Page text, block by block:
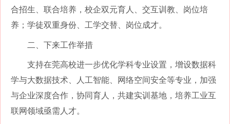
合招生、联合培养，校企双元育人、交互训教、岗位培
养；学徒双重身份、工学交替、岗位成才。
二、下来工作举措
支持在莞高校进一步优化学科专业设置，增设数据科
学与大数据技术、人工智能、网络空间安全等专业，加强
与企业深度合作，协同育人，共建实训基地，培养工业互
联网领域亟需人才。